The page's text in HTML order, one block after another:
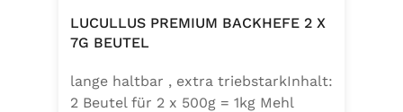
LUCULLUS PREMIUM BACKHEFE 2 X
7G BEUTEL
lange haltbar , extra triebstarkInhalt:
2 Beutel für 2 x 500g = 1kg Mehl